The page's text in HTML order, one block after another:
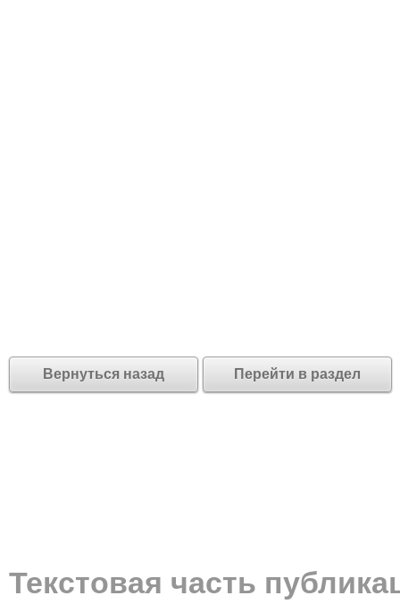
Вернуться назад Перейти в раздел
Текстовая часть